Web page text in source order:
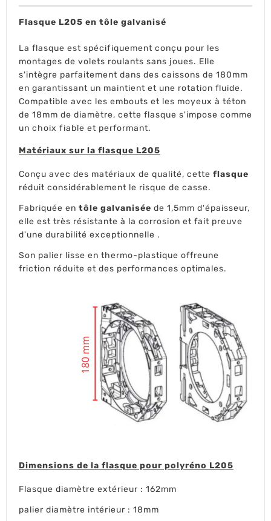
Flasque L205 en tôle galvanisé
La flasque est spécifiquement conçu pour les
montages de volets roulants sans joues. Elle
s'intègre parfaitement dans des caissons de 180mm
en garantissant un maintient et une rotation fluide.
Compatible avec les embouts et les moyeux à téton
de 18mm de diamètre, cette flasque s'impose comme
un choix fiable et performant.
Matériaux sur la flasque L205
Conçu avec des matériaux de qualité, cette flasque
réduit considérablement le risque de casse.
Fabriquée en tôle galvanisée de 1,5mm d'épaisseur,
elle est très résistante à la corrosion et fait preuve
d'une durabilité exceptionnelle .
Son palier lisse en thermo-plastique offreune
friction réduite et des performances optimales.
Dimensions de la flasque pour polyréno L205
Flasque diamètre extérieur : 162mm
palier diamètre intérieur : 18mm